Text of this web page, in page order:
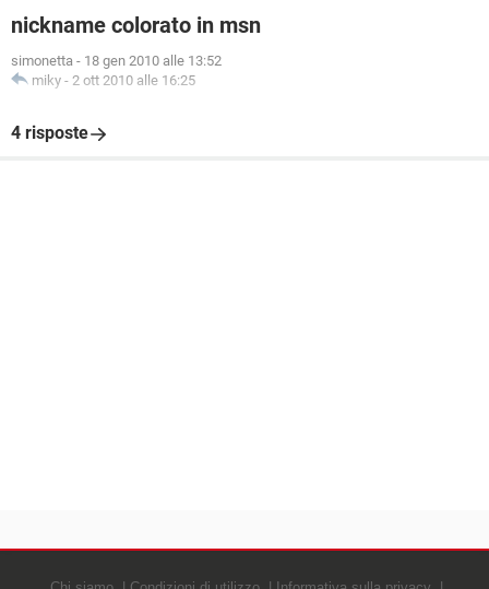
nickname colorato in msn
simonetta - 18 gen 2010 alle 13:52
miky - 2 ott 2010 alle 16:25
4 risposte